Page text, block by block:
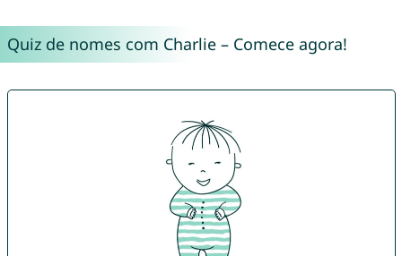
Quiz de nomes com Charlie – Comece agora!